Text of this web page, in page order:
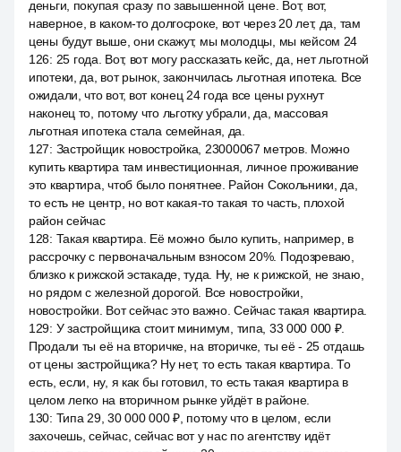
деньги, покупая сразу по завышенной цене. Вот, вот,
наверное, в каком-то долгосроке, вот через 20 лет, да, там
цены будут выше, они скажут, мы молодцы, мы кейсом 24
126: 25 года. Вот, вот могу рассказать кейс, да, нет льготной
ипотеки, да, вот рынок, закончилась льготная ипотека. Все
ожидали, что вот, вот конец 24 года все цены рухнут
наконец то, потому что льготку убрали, да, массовая
льготная ипотека стала семейная, да.
127: Застройщик новостройка, 23000067 метров. Можно
купить квартира там инвестиционная, личное проживание
это квартира, чтоб было понятнее. Район Сокольники, да,
то есть не центр, но вот какая-то такая то часть, плохой
район сейчас
128: Такая квартира. Её можно было купить, например, в
рассрочку с первоначальным взносом 20%. Подозреваю,
близко к рижской эстакаде, туда. Ну, не к рижской, не знаю,
но рядом с железной дорогой. Все новостройки,
новостройки. Вот сейчас это важно. Сейчас такая квартира.
129: У застройщика стоит минимум, типа, 33 000 000 ₽.
Продали ты её на вторичке, на вторичке, ты её - 25 отдашь
от цены застройщика? Ну нет, то есть такая квартира. То
есть, если, ну, я как бы готовил, то есть такая квартира в
целом легко на вторичном рынке уйдёт в районе.
130: Типа 29, 30 000 000 ₽, потому что в целом, если
захочешь, сейчас, сейчас вот у нас по агентству идёт